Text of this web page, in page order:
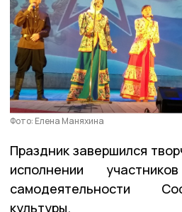
Фото: Елена Маняхина
Праздник завершился
исполнении
самодеятельности
культуры.